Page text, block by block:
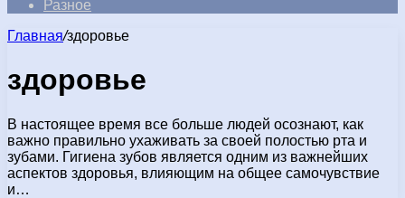
Разное
Главная/здоровье
здоровье
В настоящее время все больше людей осознают, как
важно правильно ухаживать за своей полостью рта и
зубами. Гигиена зубов является одним из важнейших
аспектов здоровья, влияющим на общее самочувствие
и…